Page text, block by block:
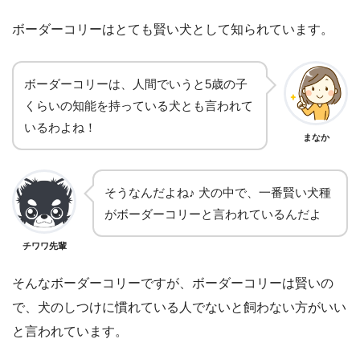
ボーダーコリーはとても賢い犬として知られています。
ボーダーコリーは、人間でいうと5歳の子
くらいの知能を持っている犬とも言われて
いるわよね！
まなか
チワワ先輩
そうなんだよね♪ 犬の中で、一番賢い犬種
がボーダーコリーと言われているんだよ
そんなボーダーコリーですが、ボーダーコリーは賢いの
で、犬のしつけに慣れている人でないと飼わない方がいい
と言われています。